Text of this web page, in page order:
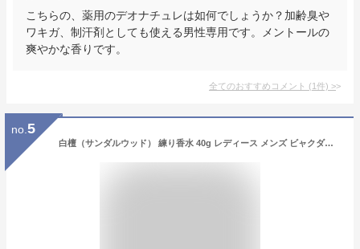
こちらの、薬用のデオナチュレは如何でしょうか？加齢臭や
ワキガ、制汗剤としても使える男性専用です。メントールの
爽やかな香りです。
全てのおすすめコメント (1件) >
no. 5
白檀（サンダルウッド） 練り香水 40g レディース メンズ ビャクダン びゃくだん 練香水 和 和コスメ 香水 フレグランス バーム ハンド オイル フェイス ボディ クリーム 天然 日本製 国産 保湿 保湿クリーム 男女兼用